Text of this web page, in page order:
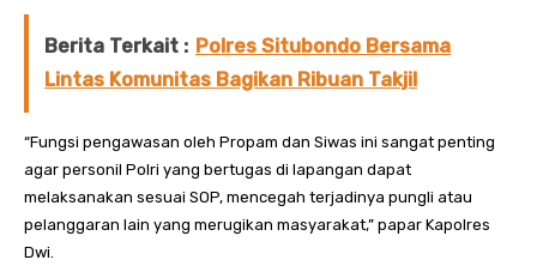
Berita Terkait : Polres Situbondo Bersama
Lintas Komunitas Bagikan Ribuan Takjil
“Fungsi pengawasan oleh Propam dan Siwas ini sangat penting
agar personil Polri yang bertugas di lapangan dapat
melaksanakan sesuai SOP, mencegah terjadinya pungli atau
pelanggaran lain yang merugikan masyarakat,” papar Kapolres
Dwi.